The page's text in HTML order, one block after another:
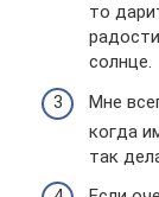
то
солнце.
Мне
когда
так